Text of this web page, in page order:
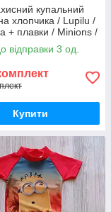
купальний
хлопчика / Lupilu /
+ плавки / Minions /
6-12 місяців
відправки 3 од.
Купити